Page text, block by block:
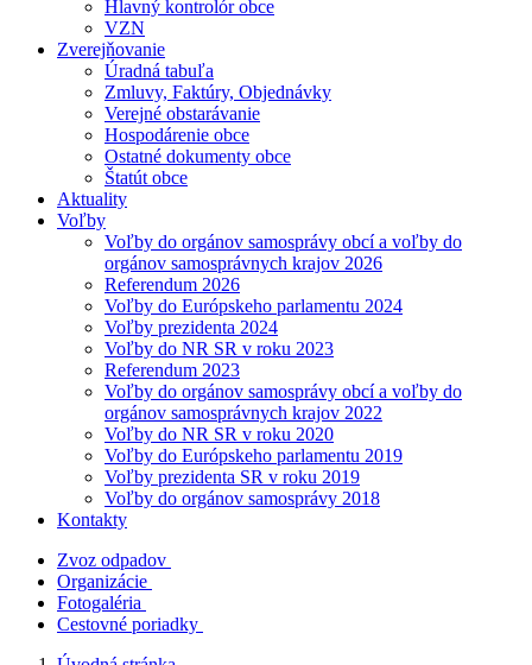
Hlavný kontrolór obce
VZN
Zverejňovanie
Úradná tabuľa
Zmluvy, Faktúry, Objednávky
Verejné obstarávanie
Hospodárenie obce
Ostatné dokumenty obce
Štatút obce
Aktuality
Voľby
Voľby do orgánov samosprávy obcí a voľby do
orgánov samosprávnych krajov 2026
Referendum 2026
Voľby do Európskeho parlamentu 2024
Voľby prezidenta 2024
Voľby do NR SR v roku 2023
Referendum 2023
Voľby do orgánov samosprávy obcí a voľby do
orgánov samosprávnych krajov 2022
Voľby do NR SR v roku 2020
Voľby do Európskeho parlamentu 2019
Voľby prezidenta SR v roku 2019
Voľby do orgánov samosprávy 2018
Kontakty
Zvoz odpadov
Organizácie
Fotogaléria
Cestovné poriadky